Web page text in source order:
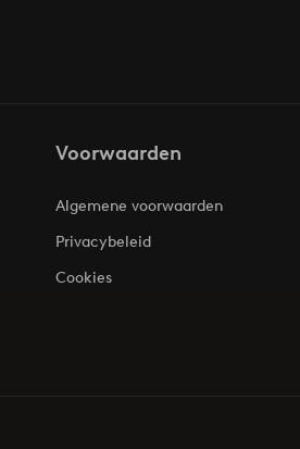
Voorwaarden
Algemene voorwaarden
Privacybeleid
Cookies